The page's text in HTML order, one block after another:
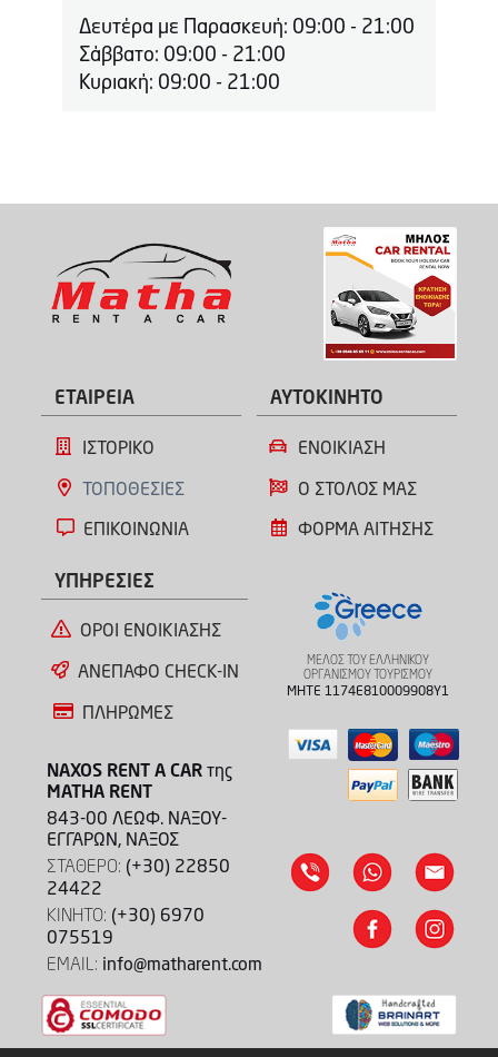
Δευτέρα με Παρασκευή: 09:00 - 21:00
Σάββατο: 09:00 - 21:00
Κυριακή: 09:00 - 21:00
ΕΤΑΙΡΕΙΑ
ΙΣΤΟΡΙΚΟ
ΤΟΠΟΘΕΣΙΕΣ
ΕΠΙΚΟΙΝΩΝΙΑ
ΑΥΤΟΚΙΝΗΤΟ
ΕΝΟΙΚΙΑΣΗ
Ο ΣΤΟΛΟΣ ΜΑΣ
ΦΟΡΜΑ ΑΙΤΗΣΗΣ
ΥΠΗΡΕΣΙΕΣ
ΟΡΟΙ ΕΝΟΙΚΙΑΣΗΣ
ΑΝΕΠΑΦΟ CHECK-IN
ΠΛΗΡΩΜΕΣ
ΜΕΛΟΣ ΤΟΥ ΕΛΛΗΝΙΚΟΥ
ΟΡΓΑΝΙΣΜΟΥ ΤΟΥΡΙΣΜΟΥ
MHTE 1174E810009908Y1
NAXOS RENT A CAR της
MATHA RENT
843-00 ΛΕΩΦ. ΝΑΞΟΥ-
ΕΓΓΑΡΩΝ, ΝΑΞΟΣ
ΣΤΑΘΕΡΟ: (+30) 22850
24422
ΚΙΝΗΤΟ: (+30) 6970
075519
EMAIL: info@matharent.com